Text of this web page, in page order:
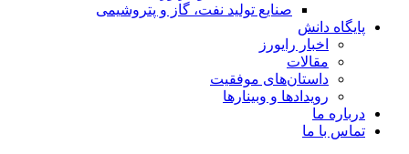
صنایع تولید نفت، گاز و پتروشيمی
پایگاه دانش
اخبار رایورز
مقالات
داستان‌های موفقیت
رویدادها و وبینارها
درباره ما
تماس با ما